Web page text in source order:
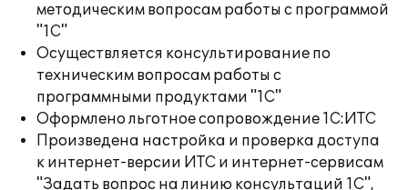
методическим вопросам работы с программой
"1С"
Осуществляется консультирование по
техническим вопросам работы с
программными продуктами "1С"
Оформлено льготное сопровождение 1С:ИТС
Произведена настройка и проверка доступа
к интернет-версии ИТС и интернет-сервисам
"Задать вопрос на линию консультаций 1С",